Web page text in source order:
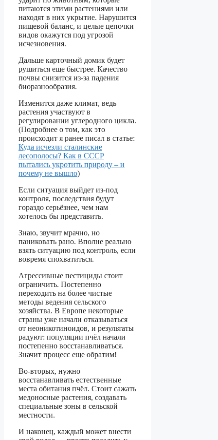
питаются этими растениями или
находят в них укрытие. Нарушится
пищевой баланс, и целые цепочки
видов окажутся под угрозой
исчезновения.
Дальше карточный домик будет
рушиться еще быстрее. Качество
почвы снизится из-за падения
биоразнообразия.
Изменится даже климат, ведь
растения участвуют в
регулировании углеродного цикла.
(Подробнее о том, как это
происходит я ранее писал в статье:
Куда исчезли сталинские
лесополосы? Как в СССР
пытались укротить природу – и
почему не вышло)
Если ситуация выйдет из-под
контроля, последствия будут
гораздо серьёзнее, чем нам
хотелось бы представить.
Знаю, звучит мрачно, но
паниковать рано. Вполне реально
взять ситуацию под контроль, если
вовремя спохватиться.
Агрессивные пестициды стоит
ограничить. Постепенно
переходить на более чистые
методы ведения сельского
хозяйства. В Европе некоторые
страны уже начали отказываться
от неоникотиноидов, и результаты
радуют: популяции пчёл начали
постепенно восстанавливаться.
Значит процесс еще обратим!
Во-вторых, нужно
восстанавливать естественные
места обитания пчёл. Стоит сажать
медоносные растения, создавать
специальные зоны в сельской
местности.
И наконец, каждый может внести